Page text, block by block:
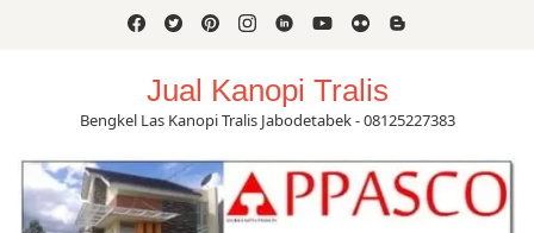
Jual Kanopi Tralis
Bengkel Las Kanopi Tralis Jabodetabek - 08125227383